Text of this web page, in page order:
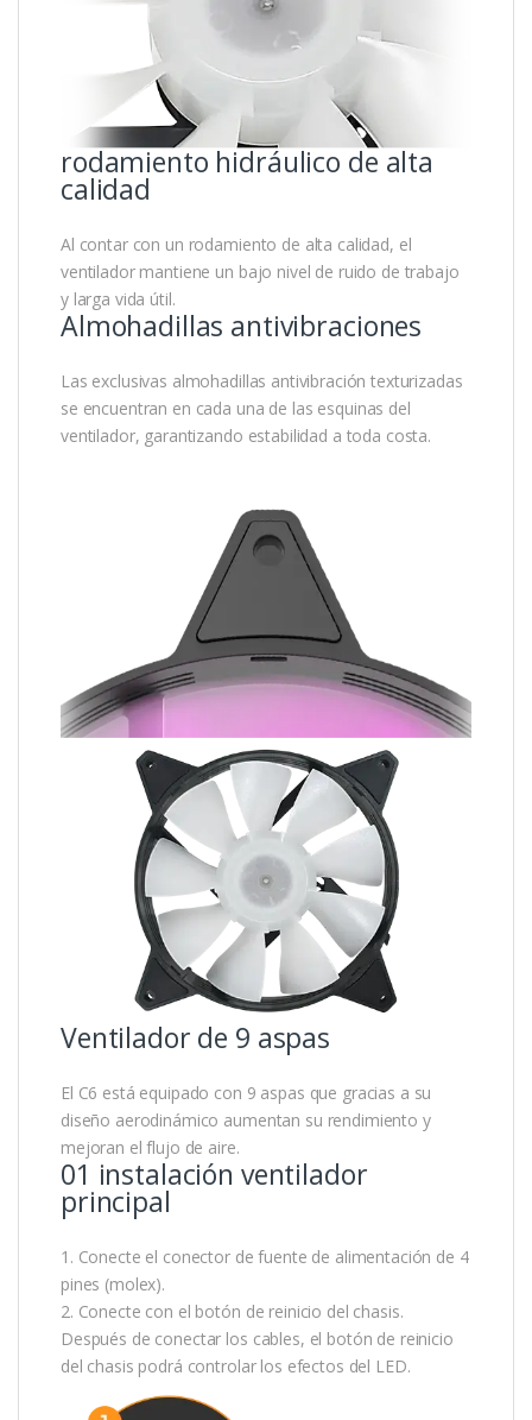
rodamiento hidráulico de alta
calidad
Al contar con un rodamiento de alta calidad, el
ventilador mantiene un bajo nivel de ruido de trabajo
y larga vida útil.
Almohadillas antivibraciones
Las exclusivas almohadillas antivibración texturizadas
se encuentran en cada una de las esquinas del
ventilador, garantizando estabilidad a toda costa.
Ventilador de 9 aspas
El C6 está equipado con 9 aspas que gracias a su
diseño aerodinámico aumentan su rendimiento y
mejoran el flujo de aire.
01 instalación ventilador
principal
1. Conecte el conector de fuente de alimentación de 4
pines (molex).
2. Conecte con el botón de reinicio del chasis.
Después de conectar los cables, el botón de reinicio
del chasis podrá controlar los efectos del LED.